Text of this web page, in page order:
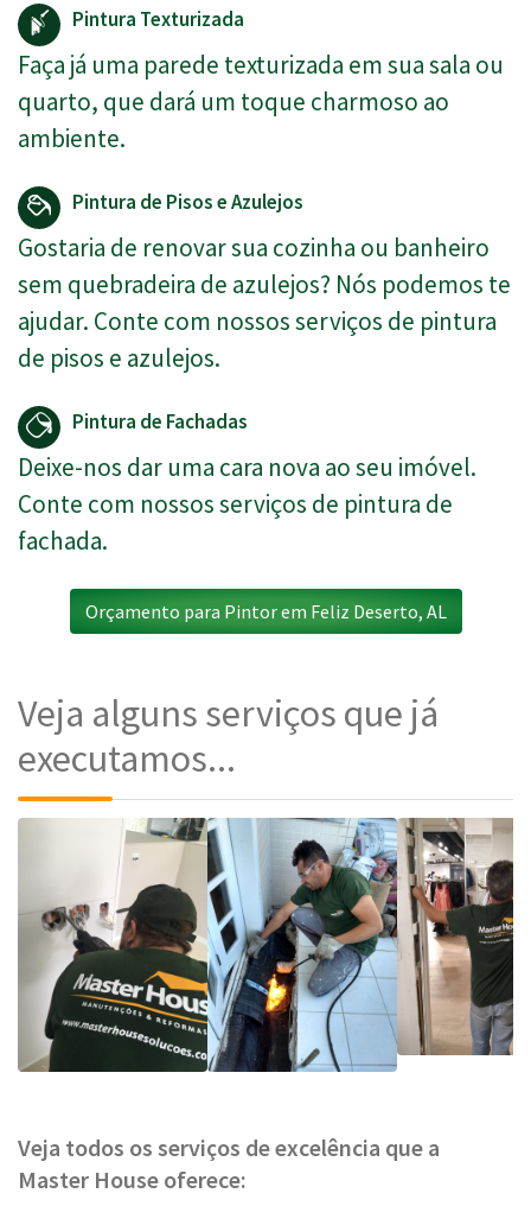
Pintura Texturizada
Faça já uma parede texturizada em sua sala ou
quarto, que dará um toque charmoso ao
ambiente.
Pintura de Pisos e Azulejos
Gostaria de renovar sua cozinha ou banheiro
sem quebradeira de azulejos? Nós podemos te
ajudar. Conte com nossos serviços de pintura
de pisos e azulejos.
Pintura de Fachadas
Deixe-nos dar uma cara nova ao seu imóvel.
Conte com nossos serviços de pintura de
fachada.
Orçamento para Pintor em Feliz Deserto, AL
Veja alguns serviços que já
executamos...
Veja todos os serviços de excelência que a
Master House oferece: